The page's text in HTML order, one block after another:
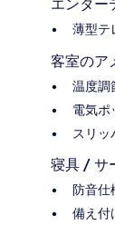
エンター
薄型テ
客室のア
温度調
電気ポ
スリッ
寝具 / サ
防音仕
備え付